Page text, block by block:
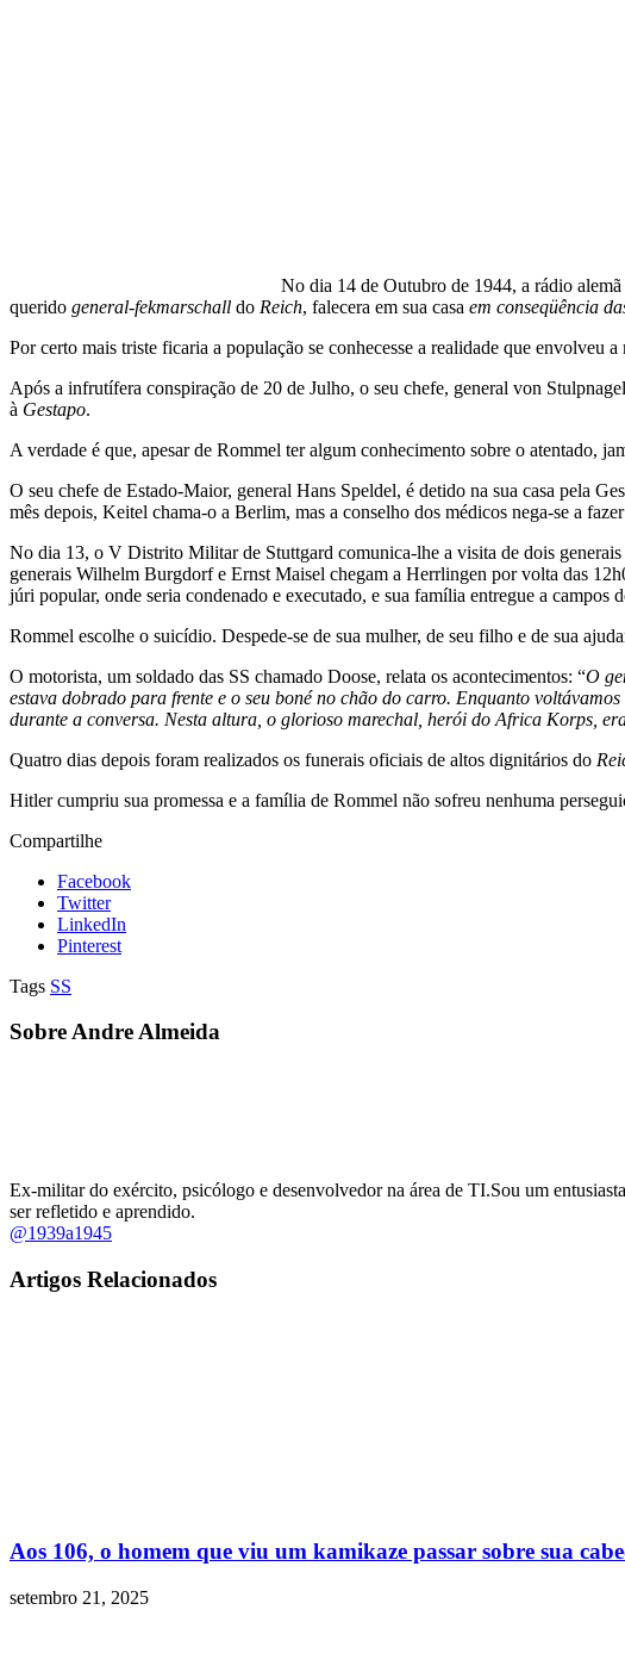
No dia 14 de Outubro de 1944, a rádio
querido general-fekmarschall do Reich, falecera em sua casa em conseqüência
Por certo mais triste ficaria a população se conhecesse a realidade que
Após a infrutífera conspiração de 20 de Julho, o seu chefe, general von
à Gestapo.
A verdade é que, apesar de Rommel ter algum conhecimento sobre o atentado,
O seu chefe de Estado-Maior, general Hans Speldel, é detido na sua casa pela
mês depois, Keitel chama-o a Berlim, mas a conselho dos médicos nega-se a
No dia 13, o V Distrito Militar de Stuttgard comunica-lhe a visita de dois generais
generais Wilhelm Burgdorf e Ernst Maisel chegam a Herrlingen por volta das
júri popular, onde seria condenado e executado, e sua família entregue a campos
Rommel escolhe o suicídio. Despede-se de sua mulher, de seu filho e de sua
O motorista, um soldado das SS chamado Doose, relata os acontecimentos: “O
estava dobrado para frente e o seu boné no chão do carro. Enquanto
durante a conversa. Nesta altura, o glorioso marechal, herói do Africa Korps,
Quatro dias depois foram realizados os funerais oficiais de altos dignitários do
Hitler cumpriu sua promessa e a família de Rommel não sofreu nenhuma
Compartilhe
Facebook
Twitter
LinkedIn
Pinterest
Tags SS
Sobre Andre Almeida
Ex-militar do exército, psicólogo e desenvolvedor na área de TI.Sou um
ser refletido e aprendido.
@1939a1945
Artigos Relacionados
Aos 106, o homem que viu um kamikaze passar sobre sua
setembro 21, 2025